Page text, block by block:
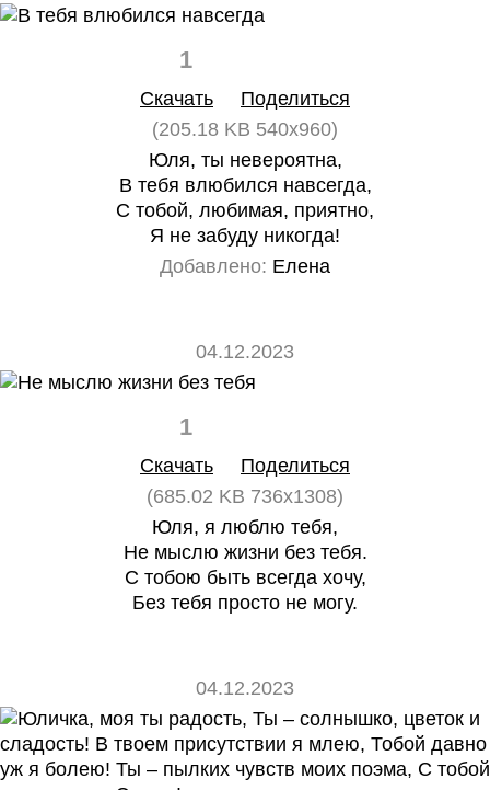
1
Скачать
Поделиться
(205.18 KB 540x960)
Юля, ты невероятна,
В тебя влюбился навсегда,
С тобой, любимая, приятно,
Я не забуду никогда!
Добавлено: Елена
04.12.2023
1
Скачать
Поделиться
(685.02 KB 736x1308)
Юля, я люблю тебя,
Не мыслю жизни без тебя.
С тобою быть всегда хочу,
Без тебя просто не могу.
04.12.2023